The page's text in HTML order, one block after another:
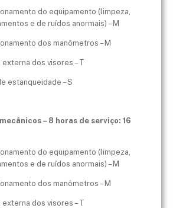
do equipamento (limpeza,
e de ruídos anormais) – M
dos manômetros – M
externa dos visores – T
estanqueidade – S
– 8 horas de serviço: 16
do equipamento (limpeza,
e de ruídos anormais) – M
dos manômetros – M
externa dos visores – T